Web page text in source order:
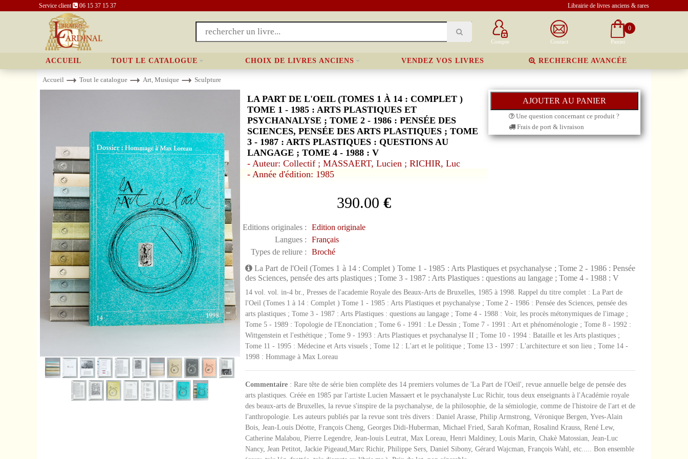
Service client 06 15 37 15 37 Librairie de livres anciens & rares
Compte Contact
0
Panier
ACCUEIL TOUT LE CATALOGUE CHOIX DE LIVRES ANCIENS VENDEZ VOS LIVRES RECHERCHE AVANCÉE
Accueil Tout le catalogue Art, Musique Sculpture
LA PART DE L'OEIL (TOMES 1 À 14 : COMPLET )
TOME 1 - 1985 : ARTS PLASTIQUES ET
PSYCHANALYSE ; TOME 2 - 1986 : PENSÉE DES
SCIENCES, PENSÉE DES ARTS PLASTIQUES ; TOME
3 - 1987 : ARTS PLASTIQUES : QUESTIONS AU
LANGAGE ; TOME 4 - 1988 : V
- Auteur: Collectif ; MASSAERT, Lucien ; RICHIR, Luc
- Année d'édition: 1985
390.00 €
Editions originales :
Edition originale
Langues :
Français
Types de reliure :
Broché
Une question concernant ce produit ?
Frais de port & livraison
La Part de l'Oeil (Tomes 1 à 14 : Complet ) Tome 1 - 1985 : Arts Plastiques et psychanalyse ; Tome 2 - 1986 : Pensée
des Sciences, pensée des arts plastiques ; Tome 3 - 1987 : Arts Plastiques : questions au langage ; Tome 4 - 1988 : V
14 vol. vol. in-4 br., Presses de l'academie Royale des Beaux-Arts de Bruxelles, 1985 à 1998. Rappel du titre complet : La Part de
l'Oeil (Tomes 1 à 14 : Complet ) Tome 1 - 1985 : Arts Plastiques et psychanalyse ; Tome 2 - 1986 : Pensée des Sciences, pensée des
arts plastiques ; Tome 3 - 1987 : Arts Plastiques : questions au langage ; Tome 4 - 1988 : Voir, les procès métonymiques de l'image ;
Tome 5 - 1989 : Topologie de l'Enonciation ; Tome 6 - 1991 : Le Dessin ; Tome 7 - 1991 : Art et phénoménologie ; Tome 8 - 1992 :
Wittgenstein et l'esthétique ; Tome 9 - 1993 : Arts Plastiques et psychanalyse II ; Tome 10 - 1994 : Bataille et les Arts plastiques ;
Tome 11 - 1995 : Médecine et Arts visuels ; Tome 12 : L'art et le politique ; Tome 13 - 1997 : L'architecture et son lieu ; Tome 14 -
1998 : Hommage à Max Loreau
Commentaire: Rare tête de série bien complète des 14 premiers volumes de 'La Part de l'Oeil', revue annuelle belge de pensée des
arts plastiques. Créée en 1985 par l'artiste Lucien Massaert et le psychanalyste Luc Richir, tous deux enseignants à l'Académie royale
des beaux-arts de Bruxelles, la revue s'inspire de la psychanalyse, de la philosophie, de la sémiologie, comme de l'histoire de l'art et de
l'anthropologie. Les auteurs publiés par la revue sont très divers : Daniel Arasse, Philip Armstrong, Véronique Bergen, Yves-Alain
Bois, Jean-Louis Déotte, François Cheng, Georges Didi-Huberman, Michael Fried, Sarah Kofman, Rosalind Krauss, René Lew,
Catherine Malabou, Pierre Legendre, Jean-louis Leutrat, Max Loreau, Henri Maldiney, Louis Marin, Chakè Matossian, Jean-Luc
Nancy, Jean Petitot, Jackie Pigeaud,Marc Richir, Philippe Sers, Daniel Sibony, Gérard Wajcman, François Wahl, etc..... Bon ensemble